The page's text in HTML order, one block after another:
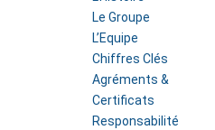
Le Groupe
L’Equipe
Chiffres Clés
Agréments &
Certificats
Responsabilité